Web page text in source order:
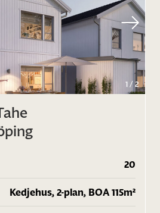
1/2
20
Kedjehus, 2-plan, BOA 115m²